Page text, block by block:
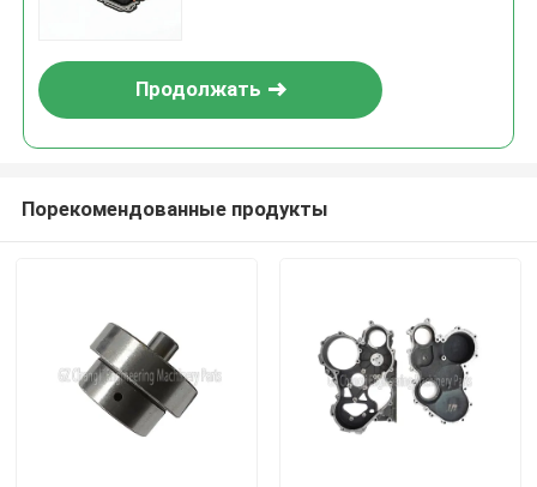
Продолжать
Порекомендованные продукты